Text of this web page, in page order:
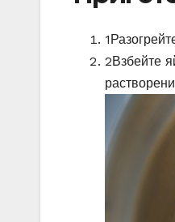
1
2Взбейте